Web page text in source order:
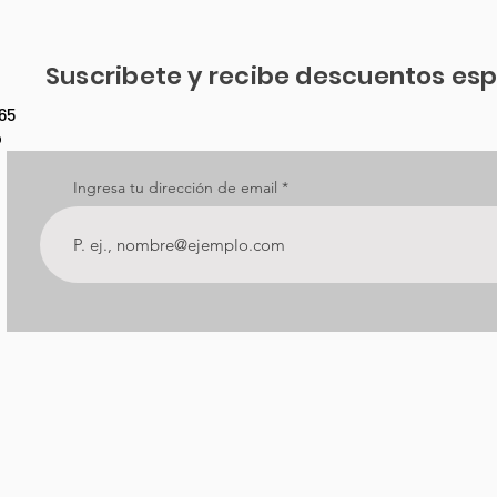
Ingresa tu dirección de email
Suscribete y recibe descuentos